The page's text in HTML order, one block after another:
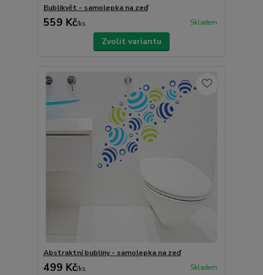
Bublikvět - samolepka na zeď
559 Kč/ks Skladem
Zvolit variantu
Abstraktní bubliny - samolepka na zeď
499 Kč/ks Skladem